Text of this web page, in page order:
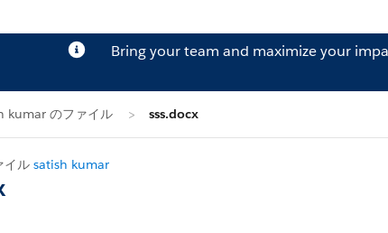
Bring your team and maximize your
kumar のファイル sss.docx
イル satish kumar